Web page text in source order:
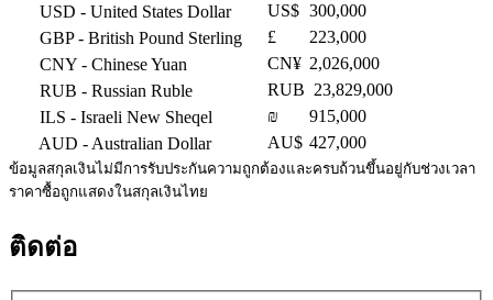
USD - United States Dollar US$ 300,000
GBP- British Pound Sterling £
223,000
CNY - Chinese Yuan CN¥ 2,026,000
RUB - Russian Ruble RUB 23,829,000
ILS - Israeli New Sheqel ₪
915,000
AUD - Australian Dollar AU$ 427,000
ข้อมูลสกุลเงินไม่มีการรับประกันความถูกต้องและครบถ้วนขึ้นอยู่กับช่วงเวลา
ราคาซื้อถูกแสดงในสกุลเงินไทย
ติดต่อ